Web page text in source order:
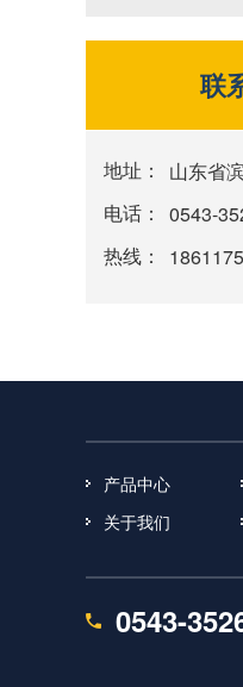
联
地址：
山东省
电话：
0543-
热线：
产品中心
关于我们
0543-